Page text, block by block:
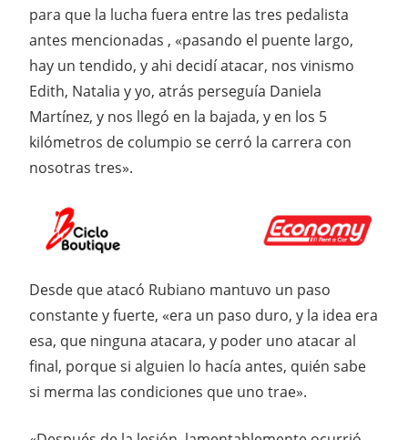
para que la lucha fuera entre las tres pedalista
antes mencionadas , «pasando el puente largo,
hay un tendido, y ahi decidí atacar, nos vinismo
Edith, Natalia y yo, atrás perseguía Daniela
Martínez, y nos llegó en la bajada, y en los 5
kilómetros de columpio se cerró la carrera con
nosotras tres».
Desde que atacó Rubiano mantuvo un paso
constante y fuerte, «era un paso duro, y la idea era
esa, que ninguna atacara, y poder uno atacar al
final, porque si alguien lo hacía antes, quién sabe
si merma las condiciones que uno trae».